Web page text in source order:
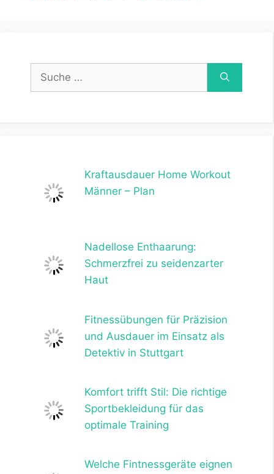
Suche
Kraftausdauer Home Workout
Männer – Plan
Nadellose Enthaarung:
Schmerzfrei zu seidenzarter
Haut
Fitnessübungen für Präzision
und Ausdauer im Einsatz als
Detektiv in Stuttgart
Komfort trifft Stil: Die richtige
Sportbekleidung für das
optimale Training
Welche Fintnessgeräte eignen